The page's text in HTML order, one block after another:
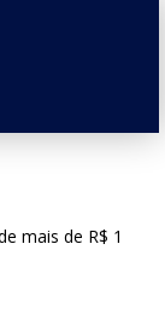
mais de R$ 1